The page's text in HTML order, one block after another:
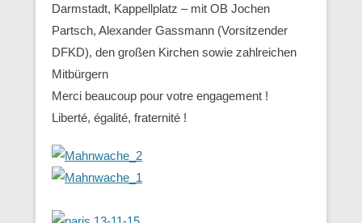
Darmstadt, Kappellplatz – mit OB Jochen
Partsch, Alexander Gassmann (Vorsitzender
‪‎DFKD), den großen Kirchen sowie zahlreichen
Mitbürgern
Merci beaucoup pour votre engagement !
Liberté, égalité, fraternité !